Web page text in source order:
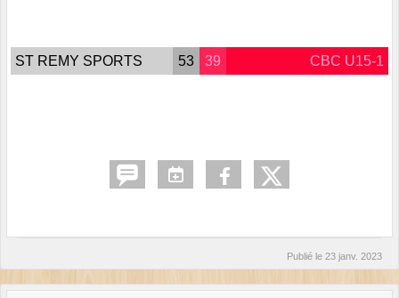
ST REMY SPORTS 53 39 CBC U15-1
Publié le 23 janv. 2023